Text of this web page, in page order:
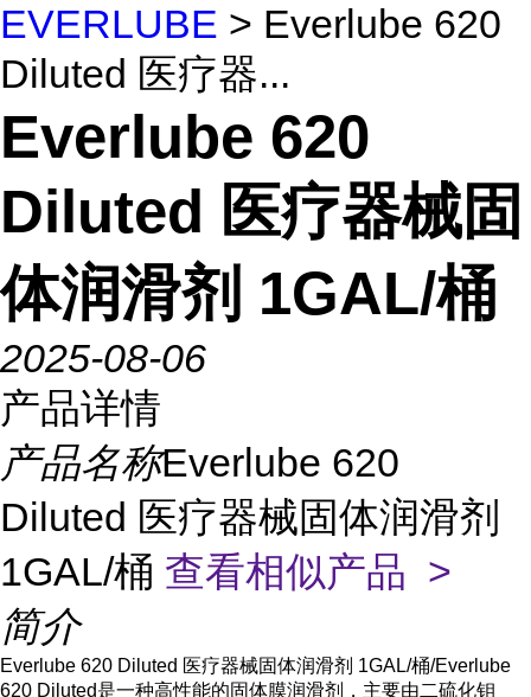
EVERLUBE > Everlube 620
Diluted 医疗器...
Everlube 620
Diluted 医疗器械固
体润滑剂 1GAL/桶
2025-08-06
产品详情
产品名称Everlube 620
Diluted 医疗器械固体润滑剂
1GAL/桶 查看相似产品 >
简介
Everlube 620 Diluted 医疗器械固体润滑剂 1GAL/桶/Everlube
620 Diluted是一种高性能的固体膜润滑剂，主要由二硫化钼